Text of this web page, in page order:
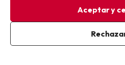
Sobre Buscounchollo.com
¿Quiénes somos?
Aceptar y